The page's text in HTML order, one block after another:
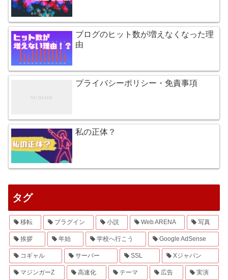
ブログのヒット数が増えなくなった理
由
プライバシーポリシー・免責事項
私の正体？
タグ
移転 プラグイン 小説 Web ARENA 写真
挨拶 年始 学校へ行こう Google AdSense
コギャル サーバー SSL Xジャパン
マジンガーZ 高速化 テーマ 広告 実演